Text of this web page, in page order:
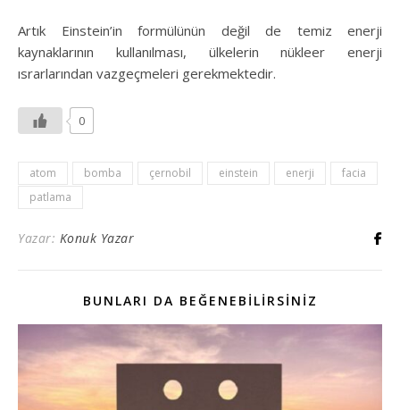
Artık Einstein’in formülünün değil de temiz enerji
kaynaklarının kullanılması, ülkelerin nükleer enerji
ısrarlarından vazgeçmeleri gerekmektedir.
0
atom bomba çernobil einstein enerji
facia
patlama
Yazar: Konuk Yazar
BUNLARI DA BEĞENEBILIRSINIZ